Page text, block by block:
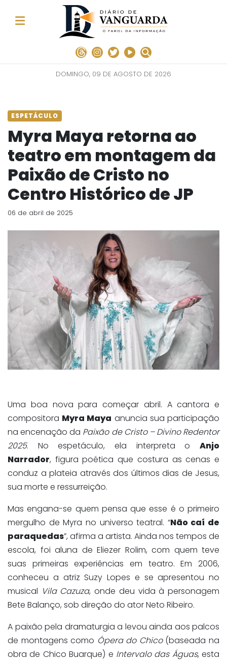
DOMINGO, 09 DE AGOSTO DE 2026
ESPETÁCULO
Myra Maya retorna ao
teatro em montagem da
Paixão de Cristo no
Centro Histórico de JP
06 de abril de 2025
Uma boa nova para começar abril. A cantora e
compositora Myra Maya anuncia sua participação
na encenação da Paixão de Cristo – Divino Redentor
2025. No espetáculo, ela interpreta o Anjo
Narrador, figura poética que costura as cenas e
conduz a plateia através dos últimos dias de Jesus,
sua morte e ressurreição.
Mas engana-se quem pensa que esse é o primeiro
mergulho de Myra no universo teatral. “Não caí de
paraquedas”, afirma a artista. Ainda nos tempos de
escola, foi aluna de Eliezer Rolim, com quem teve
suas primeiras experiências em teatro. Em 2006,
conheceu a atriz Suzy Lopes e se apresentou no
musical Vila Cazuza, onde deu vida à personagem
Bete Balanço, sob direção do ator Neto Ribeiro.
A paixão pela dramaturgia a levou ainda aos palcos
de montagens como Ópera do Chico(baseada na
obra de Chico Buarque) e Intervalo das Águas, esta